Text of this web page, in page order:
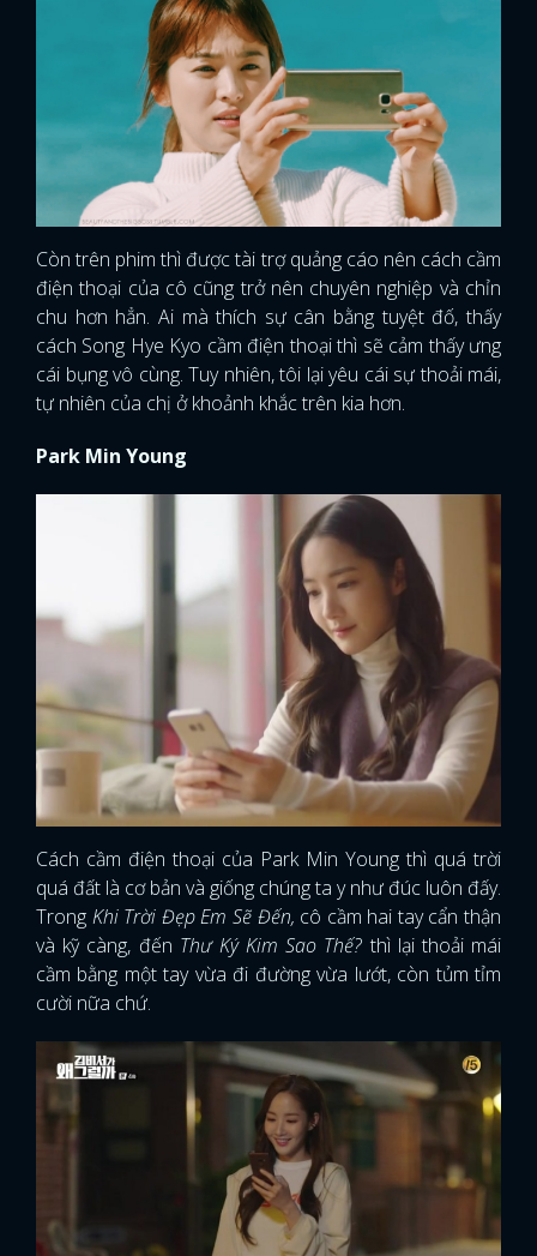
Còn trên phim thì được tài trợ quảng cáo nên cách cầm
điện thoại của cô cũng trở nên chuyên nghiệp và chỉn
chu hơn hẳn. Ai mà thích sự cân bằng tuyệt đố, thấy
cách Song Hye Kyo cầm điện thoại thì sẽ cảm thấy ưng
cái bụng vô cùng. Tuy nhiên, tôi lại yêu cái sự thoải mái,
tự nhiên của chị ở khoảnh khắc trên kia hơn.
Park Min Young
Cách cầm điện thoại của Park Min Young thì quá trời
quá đất là cơ bản và giống chúng ta y như đúc luôn đấy.
Trong Khi Trời Đẹp Em Sẽ Đến, cô cầm hai tay cẩn thận
và kỹ càng, đến Thư Ký Kim Sao Thế? thì lại thoải mái
cầm bằng một tay vừa đi đường vừa lướt, còn tủm tỉm
cười nữa chứ.